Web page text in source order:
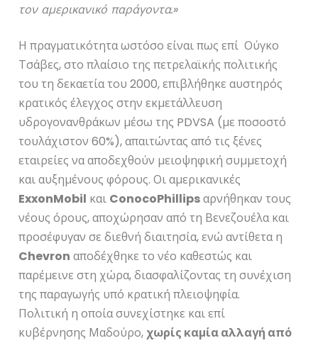
τον αμερικανικό παράγοντα.»
Η πραγματικότητα ωστόσο είναι πως επί Ούγκο
Τσάβες, στο πλαίσιο της πετρελαϊκής πολιτικής
του τη δεκαετία του 2000, επιβλήθηκε αυστηρός
κρατικός έλεγχος στην εκμετάλλευση
υδρογονανθράκων μέσω της PDVSA (με ποσοστό
τουλάχιστον 60%), απαιτώντας από τις ξένες
εταιρείες να αποδεχθούν μειοψηφική συμμετοχή
και αυξημένους φόρους. Οι αμερικανικές
ExxonMobil και ConocoPhillipsαρνήθηκαν τους
νέους όρους, αποχώρησαν από τη Βενεζουέλα και
προσέφυγαν σε διεθνή διαιτησία, ενώ αντίθετα η
Chevron αποδέχθηκε το νέο καθεστώς και
παρέμεινε στη χώρα, διασφαλίζοντας τη συνέχιση
της παραγωγής υπό κρατική πλειοψηφία.
Πολιτική η οποία συνεχίστηκε και επί
κυβέρνησης Μαδούρο, χωρίς καμία αλλαγή από